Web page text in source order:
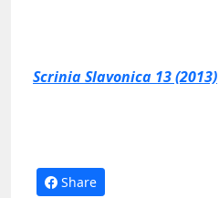
Scrinia Slavonica 13 (2013)
Share